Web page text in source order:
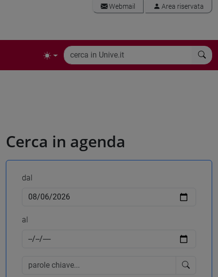
Webmail Area riservata
Cerca in agenda
dal
al